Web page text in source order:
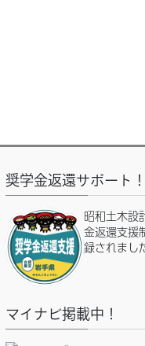
奨学金返還サポート！
昭和土木設
金返還支援
録されまし
マイナビ掲載中！